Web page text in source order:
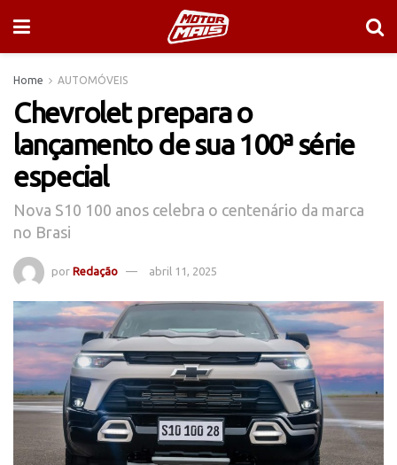
Home AUTOMÓVEIS
Chevrolet prepara o
lançamento de sua 100ª série
especial
Nova S10 100 anos celebra o centenário da marca
no Brasi
por Redação abril 11, 2025